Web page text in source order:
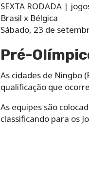
SEXTA RODADA |
Brasil x Bélgica
Sábado, 23 de
Pré-
As cidades de Ningbo
qualificação que
As equipes são
classificando para os